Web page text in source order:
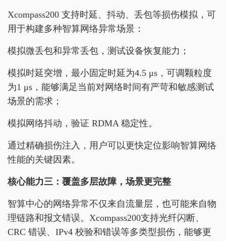
Xcompass200 支持时延、抖动、丢包等损伤模拟，可
用于构建多种智算网络异常场景：
模拟微丢包和异常丢包，测试设备恢复能力；
模拟时延突增，最小固定时延为4.5 μs，可调颗粒度
为1 μs，能够满足当前对网络时间有严苛和敏感测试
场景的需求；
模拟网络抖动，验证 RDMA 稳定性。
通过精确损伤注入，用户可以更快定位影响智算网络
性能的关键因素。
核心能力三：覆盖多层故障，场景更完整
智算中心的网络异常不仅来自流量层，也可能来自物
理链路和报文错误。Xcompass200支持光纤闪断、
CRC 错误、IPv4 校验和错误等多类型损伤，能够更